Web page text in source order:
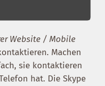
Website / Mobile
Machen
sie kontaktieren
hat. Die Skype